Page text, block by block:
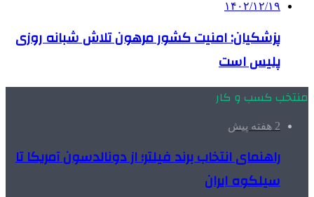
۱۴۰۲/۱۲/۱۹
پزشکیان: امنیت کشور مرهون تلاش شبانه روزی
پلیس است
منتخب کسب و کار
2 هفته پیش
راهنمای انتخاب برند فیلتر؛ از دونالدسون آمریکا تا
سیلکوه ایران